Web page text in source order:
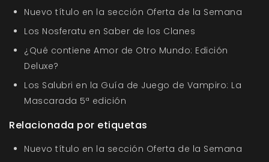
Nuevo título en la sección Oferta de la Semana
Los Nosferatu en Saber de los Clanes
¿Qué contiene Amor de Otro Mundo: Edición
Deluxe?
Los Salubri en la Guía de Juego de Vampiro: La
Mascarada 5ª edición
Relacionada por etiquetas
Nuevo título en la sección Oferta de la Semana